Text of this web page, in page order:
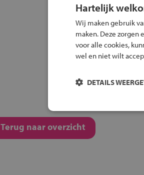
Terug naar overzicht
Hartelijk
Wij maken gebruik
maken. Deze zorgen
voor alle cookies,
wel en niet wilt
DETAILS